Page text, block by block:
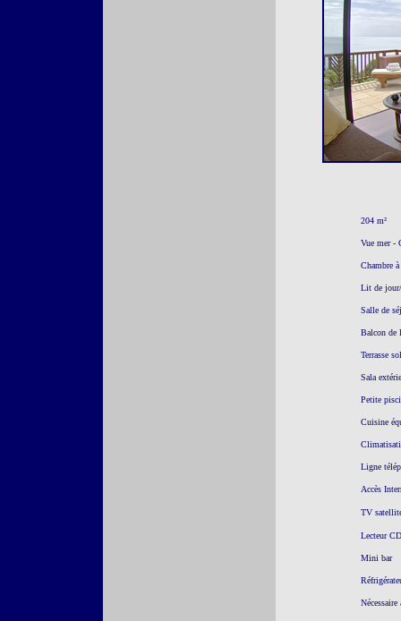
204 m²
Vue mer -
Chambre
Lit de
Salle de
Balcon de
Terrasse
Sala
Petite
Cuisine
Ligne
Accès
TV
Lecteur
Mini bar
Nécessaire